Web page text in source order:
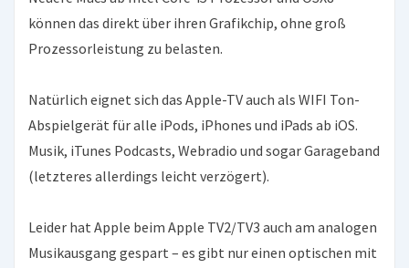
können das direkt über ihren Grafikchip, ohne groß
Prozessorleistung zu belasten.
Natürlich eignet sich das Apple-TV auch als WIFI Ton-
Abspielgerät für alle iPods, iPhones und iPads ab iOS.
Musik, iTunes Podcasts, Webradio und sogar Garageband
(letzteres allerdings leicht verzögert).
Leider hat Apple beim Apple TV2/TV3 auch am analogen
Musikausgang gespart – es gibt nur einen optischen mit